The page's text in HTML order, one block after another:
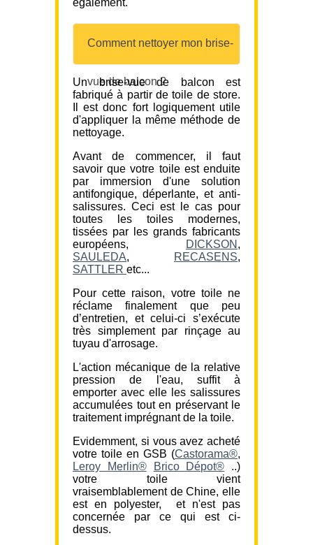
également.
Comment nettoyer mon brise-
vue de balcon ?
Un brise-vue de balcon est
fabriqué à partir de toile de store.
Il est donc fort logiquement utile
d'appliquer la même méthode de
nettoyage.
Avant de commencer, il faut
savoir que votre toile est enduite
par immersion d'une solution
antifongique, déperlante, et anti-
salissures. Ceci est le cas pour
toutes les toiles modernes,
tissées par les grands fabricants
européens,
DICKSON ,
SAULEDA, RECASENS,
SATTLER etc...
Pour cette raison, votre toile ne
réclame finalement que peu
d’entretien, et celui-ci s’exécute
très simplement par rinçage au
tuyau d'arrosage.
L'action mécanique de la relative
pression de l'eau, suffit à
emporter avec elle les salissures
accumulées tout en préservant le
traitement imprégnant de la toile.
Evidemment, si vous avez acheté
votre toile en GSB (Castorama®,
Leroy Merlin®
Brico Dépot® ..)
votre toile vient
vraisemblablement de Chine, elle
est en polyester, et n'est pas
concernée par ce qui est ci-
dessus.